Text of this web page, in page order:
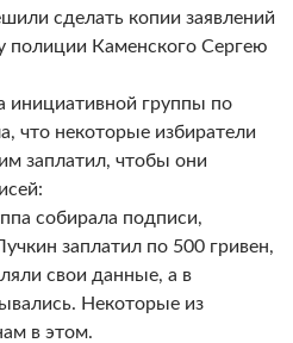
сделать копии заявлений
полиции Каменского Сергею
инициативной группы по
что некоторые избиратели
заплатил, чтобы они
собирала подписи,
заплатил по 500 гривен,
свои данные, а в
Некоторые из
в этом.